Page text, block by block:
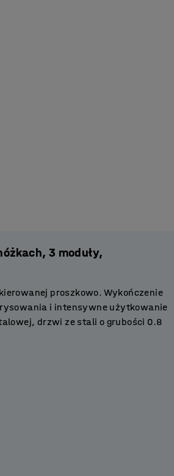
3 moduły,
proszkowo. Wykończenie
i intensywne użytkowanie
drzwi ze stali o grubości 0.8
pracy, siłowniach, klubach
zapewniającą ciche zamykanie.
można wyposażyć w haczyki lub